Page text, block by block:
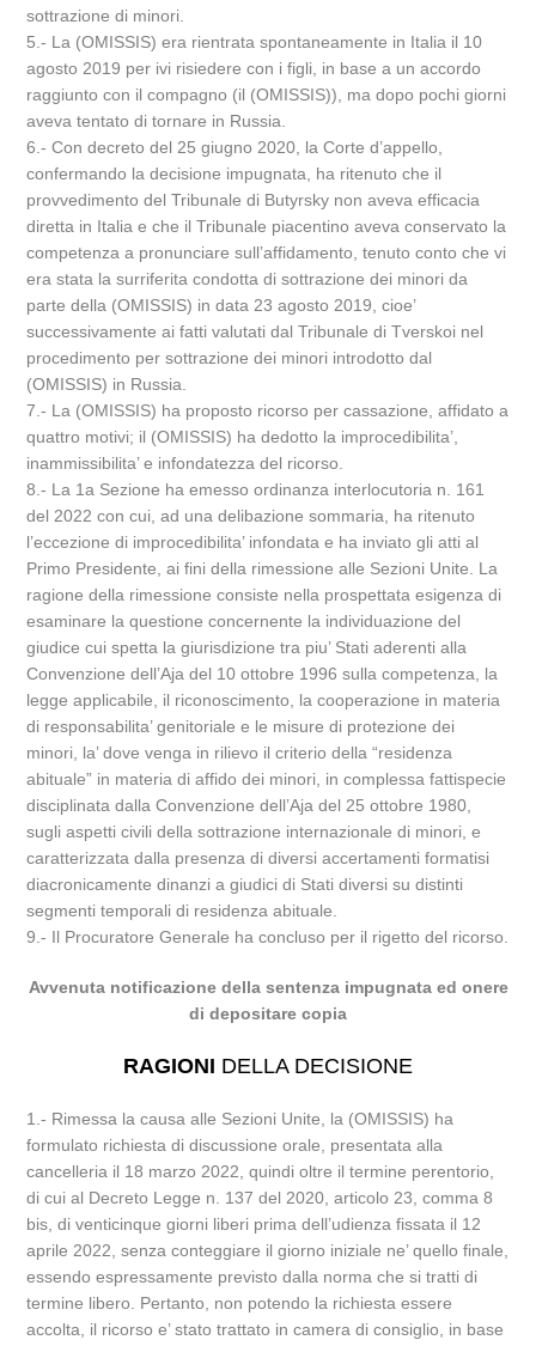
sottrazione di minori.
5.- La (OMISSIS) era rientrata spontaneamente in Italia il 10
agosto 2019 per ivi risiedere con i figli, in base a un accordo
raggiunto con il compagno (il (OMISSIS)), ma dopo pochi giorni
aveva tentato di tornare in Russia.
6.- Con decreto del 25 giugno 2020, la Corte d’appello,
confermando la decisione impugnata, ha ritenuto che il
provvedimento del Tribunale di Butyrsky non aveva efficacia
diretta in Italia e che il Tribunale piacentino aveva conservato la
competenza a pronunciare sull’affidamento, tenuto conto che vi
era stata la surriferita condotta di sottrazione dei minori da
parte della (OMISSIS) in data 23 agosto 2019, cioe’
successivamente ai fatti valutati dal Tribunale di Tverskoi nel
procedimento per sottrazione dei minori introdotto dal
(OMISSIS) in Russia.
7.- La (OMISSIS) ha proposto ricorso per cassazione, affidato a
quattro motivi; il (OMISSIS) ha dedotto la improcedibilita’,
inammissibilita’ e infondatezza del ricorso.
8.- La 1a Sezione ha emesso ordinanza interlocutoria n. 161
del 2022 con cui, ad una delibazione sommaria, ha ritenuto
l’eccezione di improcedibilita’ infondata e ha inviato gli atti al
Primo Presidente, ai fini della rimessione alle Sezioni Unite. La
ragione della rimessione consiste nella prospettata esigenza di
esaminare la questione concernente la individuazione del
giudice cui spetta la giurisdizione tra piu’ Stati aderenti alla
Convenzione dell’Aja del 10 ottobre 1996 sulla competenza, la
legge applicabile, il riconoscimento, la cooperazione in materia
di responsabilita’ genitoriale e le misure di protezione dei
minori, la’ dove venga in rilievo il criterio della “residenza
abituale” in materia di affido dei minori, in complessa fattispecie
disciplinata dalla Convenzione dell’Aja del 25 ottobre 1980,
sugli aspetti civili della sottrazione internazionale di minori, e
caratterizzata dalla presenza di diversi accertamenti formatisi
diacronicamente dinanzi a giudici di Stati diversi su distinti
segmenti temporali di residenza abituale.
9.- Il Procuratore Generale ha concluso per il rigetto del ricorso.
Avvenuta notificazione della sentenza impugnata ed onere
di depositare copia
RAGIONI DELLA DECISIONE
1.- Rimessa la causa alle Sezioni Unite, la (OMISSIS) ha
formulato richiesta di discussione orale, presentata alla
cancelleria il 18 marzo 2022, quindi oltre il termine perentorio,
di cui al Decreto Legge n. 137 del 2020, articolo 23, comma 8
bis, di venticinque giorni liberi prima dell’udienza fissata il 12
aprile 2022, senza conteggiare il giorno iniziale ne’ quello finale,
essendo espressamente previsto dalla norma che si tratti di
termine libero. Pertanto, non potendo la richiesta essere
accolta, il ricorso e’ stato trattato in camera di consiglio, in base